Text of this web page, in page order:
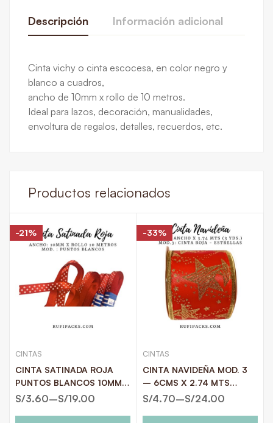
Descripción Información adicional
Cinta vichy o cinta escocesa, en color negro y
blanco a cuadros,
ancho de 10mm x rollo de 10 metros.
Ideal para lazos, decoración, manualidades,
envoltura de regalos, detalles, recuerdos, etc.
ROLLOS 1 ROLLO,3 ROLLOS, 6 ROLLOS
De La Calificación Y Revisión De
Base en 0 Comentarios
Escribe una reseña
Productos relacionados
-21%
CINTAS
CINTA SATINADA ROJA
PUNTOS BLANCOS 10MM X
10 METROS
S/3.60–S/19.00
-33%
CINTAS
CINTA NAVIDEÑA MOD. 3
– 6CMS X 2.74 MTS
(3YDS)
S/4.70–S/24.00